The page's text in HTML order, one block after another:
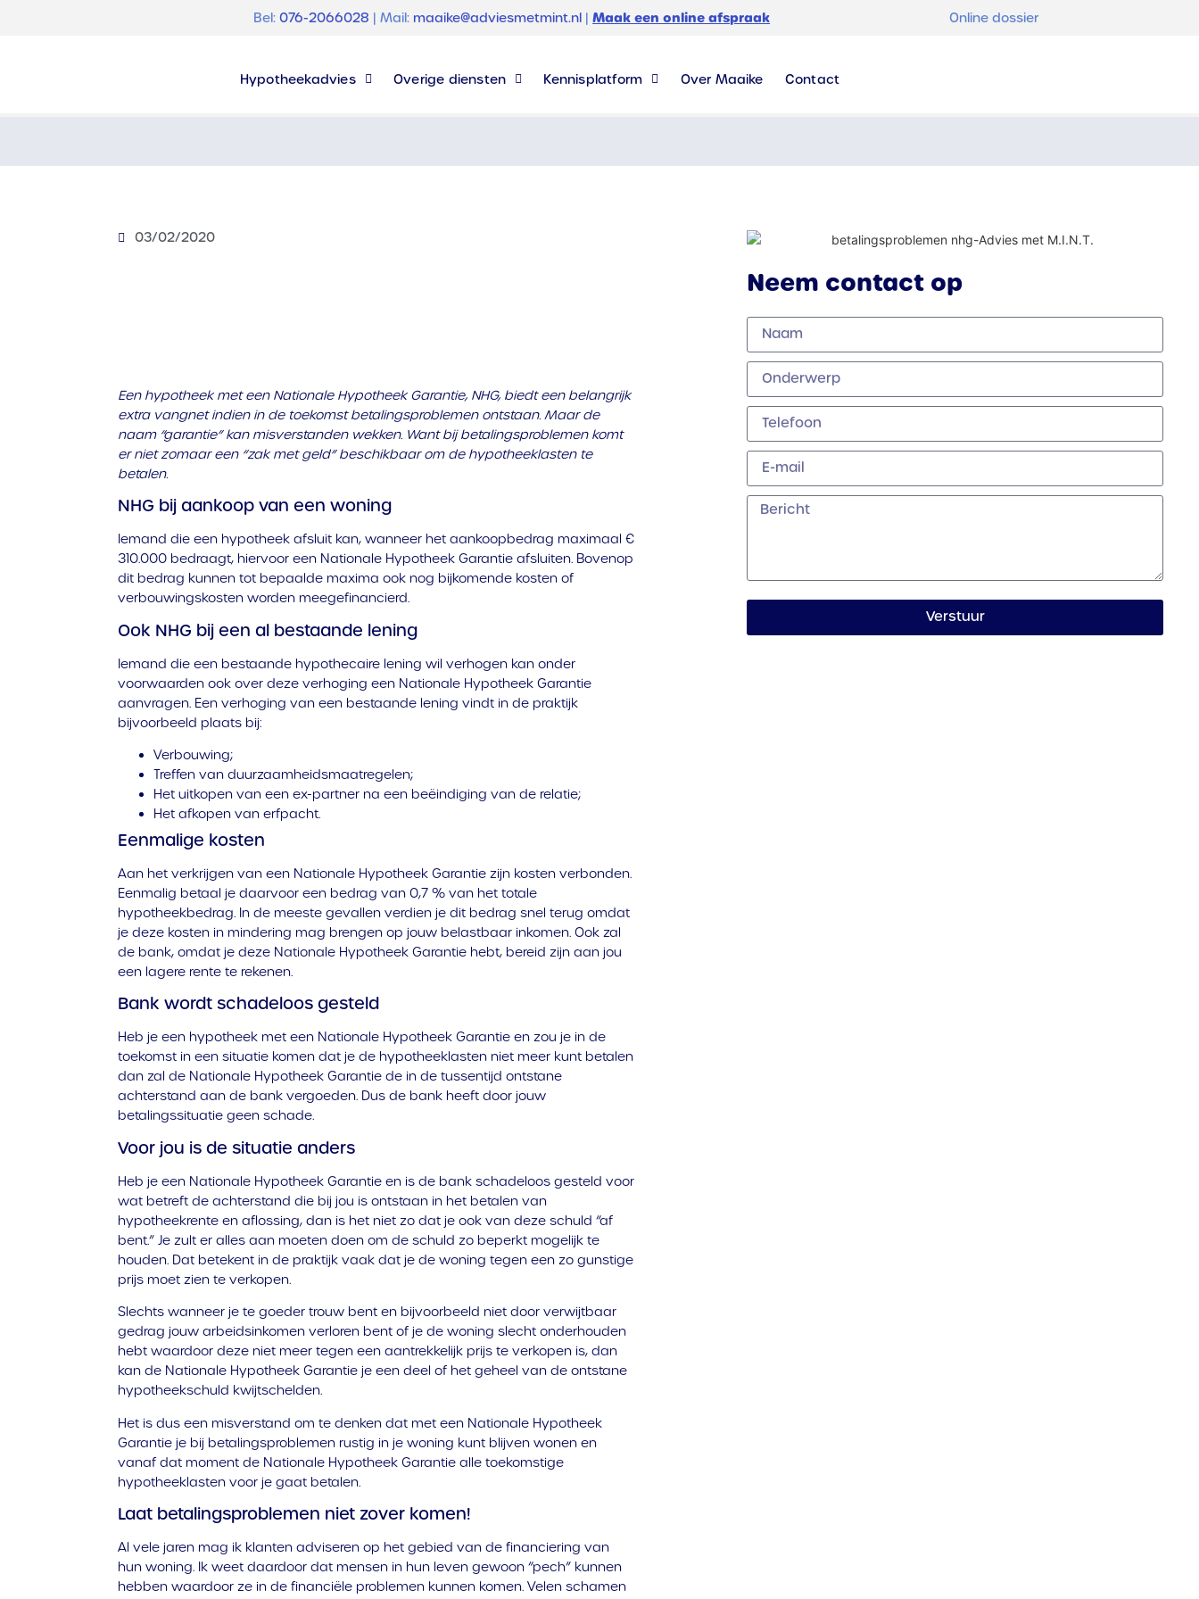
Bel:076-2066028 | Mail: maaike@adviesmetmint.nl |Maak een online afspraak Online dossier
Hypotheekadvies Overige diensten Kennisplatform Over Maaike Contact
03/02/2020
Een hypotheek met een Nationale Hypotheek Garantie, NHG, biedt een belangrijk
extra vangnet indien in de toekomst betalingsproblemen ontstaan. Maar de
naam “garantie” kan misverstanden wekken. Want bij betalingsproblemen komt
er niet zomaar een “zak met geld” beschikbaar om de hypotheeklasten te
betalen.
NHG bij aankoop van een woning
Iemand die een hypotheek afsluit kan, wanneer het aankoopbedrag maximaal €
310.000 bedraagt, hiervoor een Nationale Hypotheek Garantie afsluiten. Bovenop
dit bedrag kunnen tot bepaalde maxima ook nog bijkomende kosten of
verbouwingskosten worden meegefinancierd.
Ook NHG bij een al bestaande lening
Iemand die een bestaande hypothecaire lening wil verhogen kan onder
voorwaarden ook over deze verhoging een Nationale Hypotheek Garantie
aanvragen. Een verhoging van een bestaande lening vindt in de praktijk
bijvoorbeeld plaats bij:
Verbouwing;
Treffen van duurzaamheidsmaatregelen;
Het uitkopen van een ex-partner na een beëindiging van de relatie;
Het afkopen van erfpacht.
Eenmalige kosten
Aan het verkrijgen van een Nationale Hypotheek Garantie zijn kosten verbonden.
Eenmalig betaal je daarvoor een bedrag van 0,7 % van het totale
hypotheekbedrag. In de meeste gevallen verdien je dit bedrag snel terug omdat
je deze kosten in mindering mag brengen op jouw belastbaar inkomen. Ook zal
de bank, omdat je deze Nationale Hypotheek Garantie hebt, bereid zijn aan jou
een lagere rente te rekenen.
Bank wordt schadeloos gesteld
Heb je een hypotheek met een Nationale Hypotheek Garantie en zou je in de
toekomst in een situatie komen dat je de hypotheeklasten niet meer kunt betalen
dan zal de Nationale Hypotheek Garantie de in de tussentijd ontstane
achterstand aan de bank vergoeden. Dus de bank heeft door jouw
betalingssituatie geen schade.
Voor jou is de situatie anders
Heb je een Nationale Hypotheek Garantie en is de bank schadeloos gesteld voor
wat betreft de achterstand die bij jou is ontstaan in het betalen van
hypotheekrente en aflossing, dan is het niet zo dat je ook van deze schuld “af
bent.” Je zult er alles aan moeten doen om de schuld zo beperkt mogelijk te
houden. Dat betekent in de praktijk vaak dat je de woning tegen een zo gunstige
prijs moet zien te verkopen.
Slechts wanneer je te goeder trouw bent en bijvoorbeeld niet door verwijtbaar
gedrag jouw arbeidsinkomen verloren bent of je de woning slecht onderhouden
hebt waardoor deze niet meer tegen een aantrekkelijk prijs te verkopen is, dan
kan de Nationale Hypotheek Garantie je een deel of het geheel van de ontstane
hypotheekschuld kwijtschelden.
Het is dus een misverstand om te denken dat met een Nationale Hypotheek
Garantie je bij betalingsproblemen rustig in je woning kunt blijven wonen en
vanaf dat moment de Nationale Hypotheek Garantie alle toekomstige
hypotheeklasten voor je gaat betalen.
Laat betalingsproblemen niet zover komen!
Al vele jaren mag ik klanten adviseren op het gebied van de financiering van
hun woning. Ik weet daardoor dat mensen in hun leven gewoon “pech” kunnen
hebben waardoor ze in de financiële problemen kunnen komen. Velen schamen
Neem contact op
Verstuur